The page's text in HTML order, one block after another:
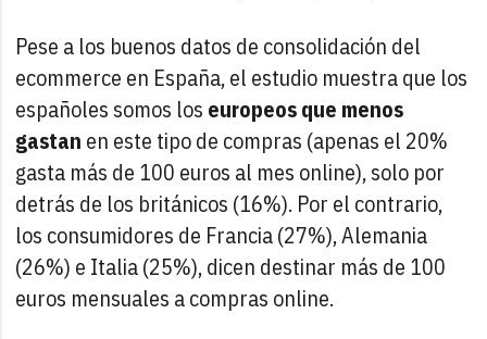
Pese a los buenos datos de consolidación del
ecommerce en España, el estudio muestra que los
españoles somos los europeos que menos
gastan en este tipo de compras (apenas el 20%
gasta más de 100 euros al mes online), solo por
detrás de los británicos (16%). Por el contrario,
los consumidores de Francia (27%), Alemania
(26%) e Italia (25%), dicen destinar más de 100
euros mensuales a compras online.